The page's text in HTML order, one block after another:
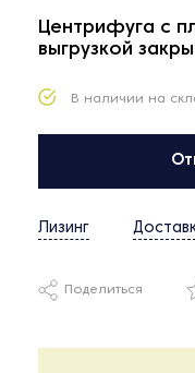
Центрифуга с
выгрузкой
В наличии на
Лизинг
Поделиться